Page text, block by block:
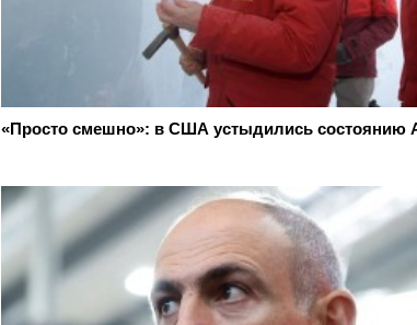
«Просто смешно»: в США устыдились состоянию